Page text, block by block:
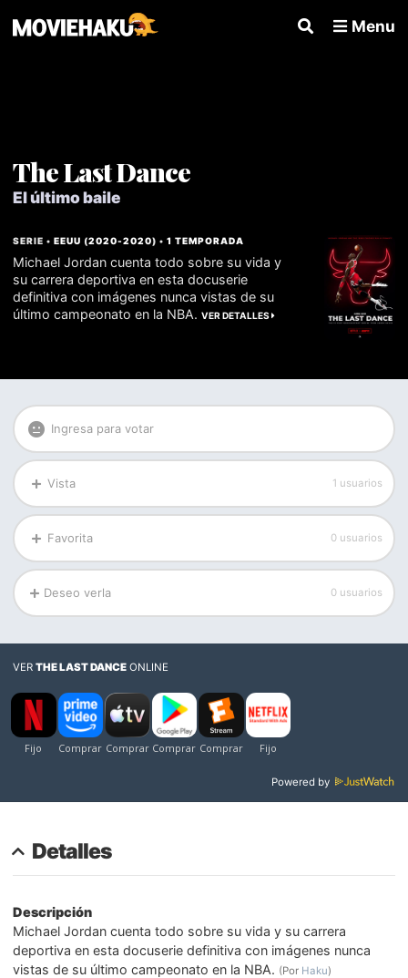
Menu
The Last Dance
El último baile
SERIE •EEUU (2020-2020) •1 TEMPORADA
Michael Jordan cuenta todo sobre su vida y
su carrera deportiva en esta docuserie
definitiva con imágenes nunca vistas de su
último campeonato en la NBA.VER DETALLES
Ingresa para votar
Vista 1 usuarios
Favorita 0 usuarios
Deseo verla 0 usuarios
VERTHE LAST DANCE ONLINE
Powered by
Detalles
Descripción
Michael Jordan cuenta todo sobre su vida y su carrera
deportiva en esta docuserie definitiva con imágenes nunca
vistas de su último campeonato en la NBA. (Por Haku)